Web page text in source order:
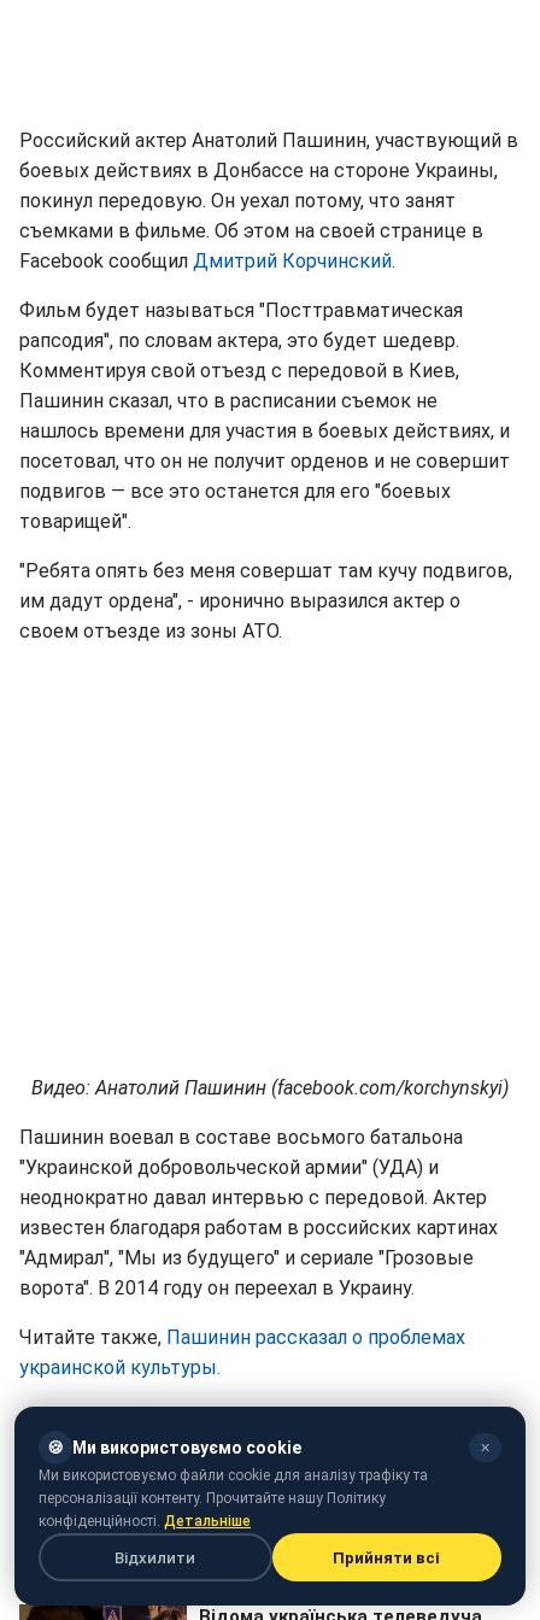
Российский актер Анатолий Пашинин, участвующий в
боевых действиях в Донбассе на стороне Украины,
покинул передовую. Он уехал потому, что занят
съемками в фильме. Об этом на своей странице в
Facebook сообщил Дмитрий Корчинский.
Фильм будет называться "Посттравматическая
рапсодия", по словам актера, это будет шедевр.
Комментируя свой отъезд с передовой в Киев,
Пашинин сказал, что в расписании съемок не
нашлось времени для участия в боевых действиях, и
посетовал, что он не получит орденов и не совершит
подвигов — все это останется для его "боевых
товарищей".
"Ребята опять без меня совершат там кучу подвигов,
им дадут ордена", - иронично выразился актер о
своем отъезде из зоны АТО.
Видео: Анатолий Пашинин (facebook.com/korchynskyi)
Пашинин воевал в составе восьмого батальона
"Украинской добровольческой армии" (УДА) и
неоднократно давал интервью с передовой. Актер
известен благодаря работам в российских картинах
"Адмирал", "Мы из будущего" и сериале "Грозовые
ворота". В 2014 году он переехал в Украину.
Читайте также, Пашинин рассказал о проблемах
украинской культуры.
🍪 Ми використовуємо cookie ✕
Ми використовуємо файли cookie для аналізу трафіку та
персоналізації контенту. Прочитайте нашу Політику
конфіденційності. Детальніше
Відхилити Прийняти всі